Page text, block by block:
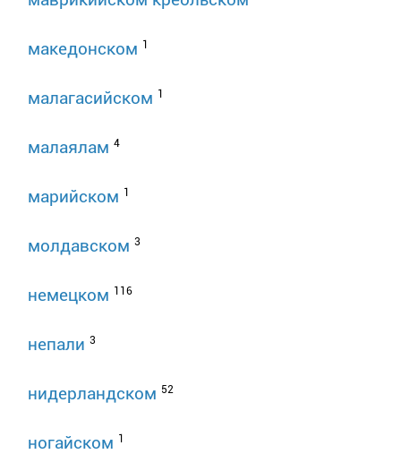
македонском 1
малагасийском 1
малаялам 4
марийском 1
молдавском 3
немецком 116
непали 3
нидерландском 52
ногайском 1